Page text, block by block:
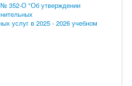
№ 352-О "Об утверждении
услуг в 2025 - 2026 учебном